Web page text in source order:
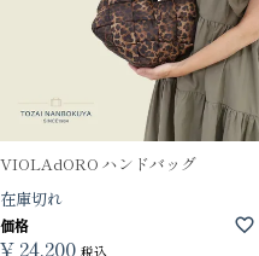
VIOLAdORO ハンドバッグ
在庫切れ
価格
¥24,200 税込